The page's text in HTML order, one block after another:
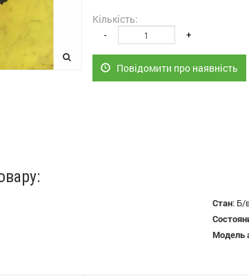
Кількість:
- +
Повідомити про наявність
Стан: Б/
Модель